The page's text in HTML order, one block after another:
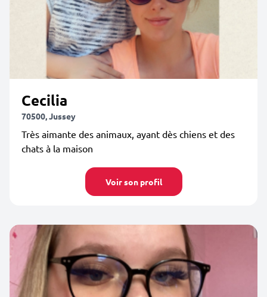
Cecilia
70500, Jussey
Très aimante des animaux, ayant dès chiens et des
chats à la maison
Voir son profil